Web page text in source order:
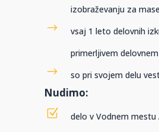
izobraževanju za
vsaj 1 leto delovnih
primerljivem
so pri svojem delu
Nudimo:
delo v Vodnem mestu